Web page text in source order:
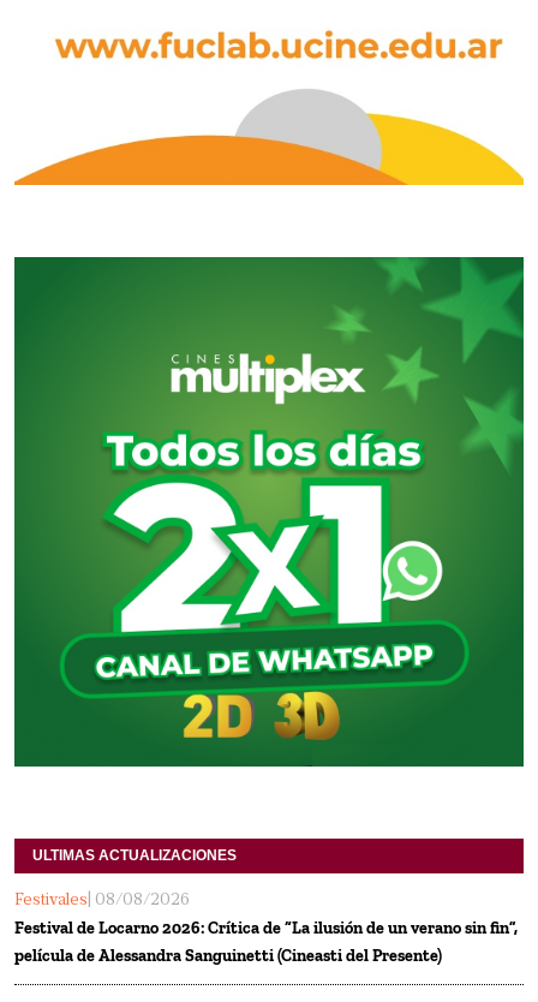
ULTIMAS ACTUALIZACIONES
Festivales | 08/08/2026
Festival de Locarno 2026: Crítica de “La ilusión de un verano sin fin”,
película de Alessandra Sanguinetti (Cineasti del Presente)